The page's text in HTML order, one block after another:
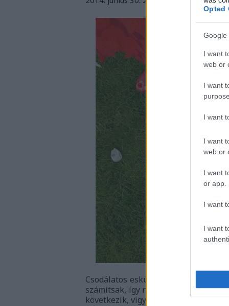
Opted
Google
I want
web or
I want
I want
I want
web or
I want
or app.
I want
I want
Csodálatos esküvőn jártam!
számítsak, így nem kevés fejtörést
következik, vigyázat!